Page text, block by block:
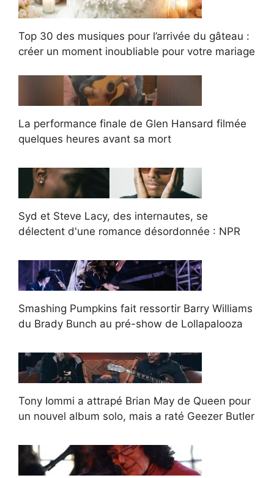
Top 30 des musiques pour l’arrivée du gâteau :
créer un moment inoubliable pour votre mariage
La performance finale de Glen Hansard filmée
quelques heures avant sa mort
Syd et Steve Lacy, des internautes, se
délectent d'une romance désordonnée : NPR
Smashing Pumpkins fait ressortir Barry Williams
du Brady Bunch au pré-show de Lollapalooza
Tony Iommi a attrapé Brian May de Queen pour
un nouvel album solo, mais a raté Geezer Butler